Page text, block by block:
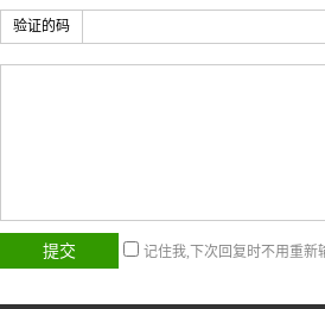
验证的码
记住我,下次回复时不用重新